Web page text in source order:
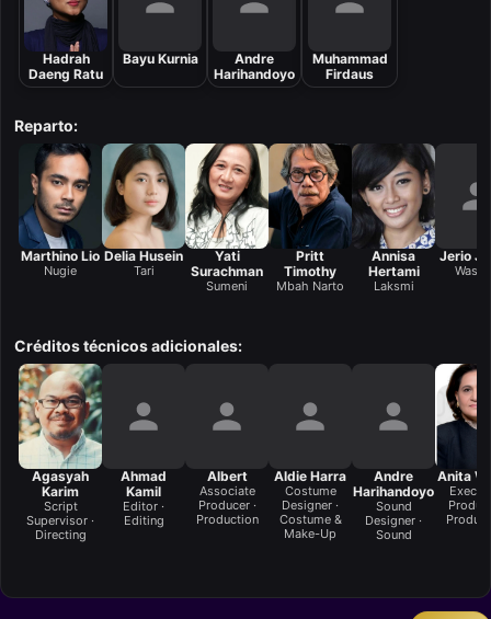
Hadrah
Daeng Ratu
Bayu Kurnia
Andre
Harihandoyo
Muhammad
Firdaus
Reparto:
Marthino Lio
Nugie
Delia Husein
Tari
Yati
Surachman
Sumeni
Pritt
Timothy
Mbah Narto
Annisa
Hertami
Laksmi
Jerio
Créditos técnicos adicionales:
Agasyah
Karim
Script
Supervisor ·
Directing
Ahmad
Kamil
Editor ·
Editing
Albert
Associate
Producer ·
Production
Aldie Harra
Costume
Designer ·
Costume &
Make-Up
Andre
Harihandoyo
Sound
Designer ·
Sound
Anita